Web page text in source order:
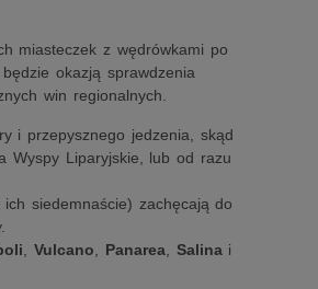
miasteczek z wędrówkami po
okazją sprawdzenia
win regionalnych.
i przepysznego jedzenia, skąd
Wyspy Liparyjskie, lub od razu
siedemnaście) zachęcają do
Vulcano Panarea, Salinai